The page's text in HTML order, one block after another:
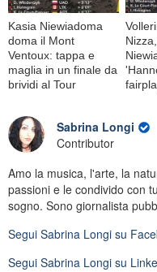
Kasia Niewiadoma
doma il Mont
Ventoux: tappa e
maglia in un finale da
brividi al Tour
Sabrina Longi
Contributor
Amo la musica, l'arte, la
passioni e le condivido con
sogno. Sono giornalista
Segui Sabrina Longi su
Segui Sabrina Longi su